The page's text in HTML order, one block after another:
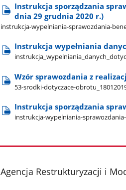
Instrukcja sporządzania
dnia 29 grudnia 2020 r.)
instrukcja-wypelniania-sprawozdania-
Instrukcja wypełniania
Wzór sprawozdania z
53-srodki-dotyczace-
Instrukcja sporządzania
instrukcja-wypelniania-
stopka
Agencja Restrukturyzacji i